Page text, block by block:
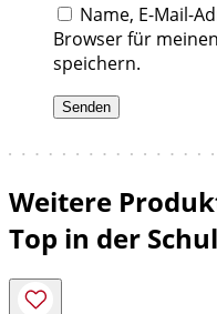
Name, E-Mail-
Browser für
speichern.
Weitere
Top in der